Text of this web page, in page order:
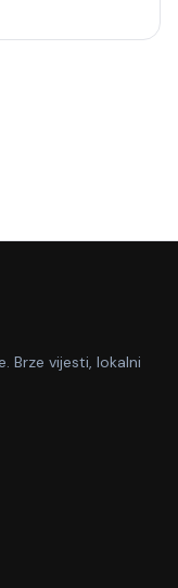
Brze vijesti, lokalni